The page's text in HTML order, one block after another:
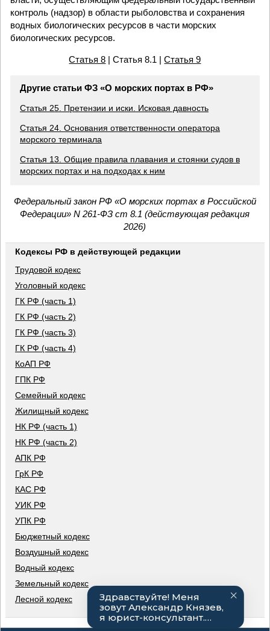
контроль (надзор) в области рыболовства и сохранения
водных биологических ресурсов в части морских
биологических ресурсов.
Статья 8 | Статья 8.1 |Статья 9
Другие статьи ФЗ «О морских портах в РФ»
Статья 25. Претензии и иски. Исковая давность
Статья 24. Основания ответственности оператора
морского терминала
Статья 13. Общие правила плавания и стоянки судов в
морских портах и на подходах к ним
Федеральный закон РФ «О морских портах в Российской
Федерации» N 261-ФЗ ст 8.1 (действующая редакция
2026)
Кодексы РФ в действующей редакции
Трудовой кодекс
Уголовный кодекс
ГК РФ (часть 1)
ГК РФ (часть 2)
ГК РФ (часть 3)
ГК РФ (часть 4)
КоАП РФ
ГПК РФ
Семейный кодекс
Жилищный кодекс
НК РФ (часть 1)
НК РФ (часть 2)
АПК РФ
ГрК РФ
КАС РФ
УИК РФ
УПК РФ
Бюджетный кодекс
Воздушный кодекс
Водный кодекс
Земельный кодекс
Лесной кодекс